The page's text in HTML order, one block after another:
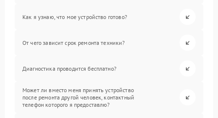
Как я узнаю, что мое устройство готово?
От чего зависит срок ремонта техники?
Диагностика проводится бесплатно?
Может ли вместо меня принять устройство
после ремонта другой человек, контактный
телефон которого я предоставлю?